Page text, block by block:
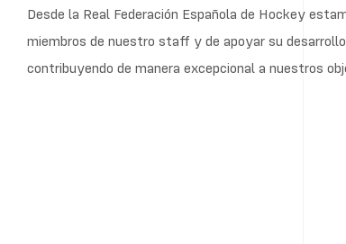
Desde la Real Federación Española de Hockey
miembros de nuestro staff y de apoyar su
contribuyendo de manera excepcional a nuestros